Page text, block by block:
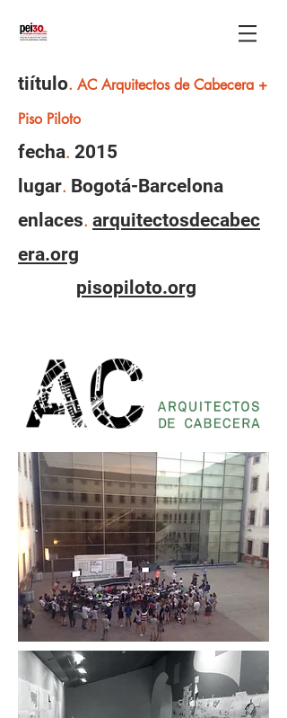
tiítulo. AC Arquitectos de Cabecera +
Piso Piloto
fecha. 2015
lugar. Bogotá-Barcelona
enlaces. arquitectosdecabec
era.org
pisopiloto.org